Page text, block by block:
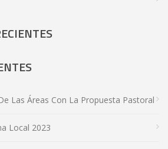
Las Áreas Con La Propuesta Pastoral
Local 2023